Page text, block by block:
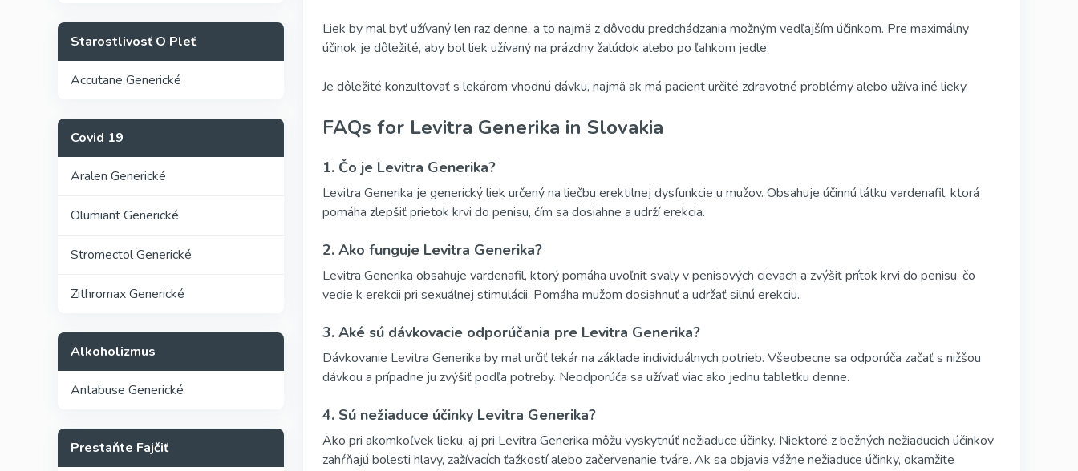
Starostlivosť O Pleť
Accutane Generické
Covid 19
Aralen Generické
Olumiant Generické
Stromectol Generické
Zithromax Generické
Alkoholizmus
Antabuse Generické
Prestaňte Fajčiť
Liek by mal byť užívaný len raz denne, a to najmä z dôvodu predchádzania možným vedľajším účinkom. Pre maximálny
účinok je dôležité, aby bol liek užívaný na prázdny žalúdok alebo po ľahkom jedle.
Je dôležité konzultovať s lekárom vhodnú dávku, najmä ak má pacient určité zdravotné problémy alebo užíva iné lieky.
FAQs for Levitra Generika in Slovakia
1. Čo je Levitra Generika?
Levitra Generika je generický liek určený na liečbu erektilnej dysfunkcie u mužov. Obsahuje účinnú látku vardenafil, ktorá
pomáha zlepšiť prietok krvi do penisu, čím sa dosiahne a udrží erekcia.
2. Ako funguje Levitra Generika?
Levitra Generika obsahuje vardenafil, ktorý pomáha uvoľniť svaly v penisových cievach a zvýšiť prítok krvi do penisu, čo
vedie k erekcii pri sexuálnej stimulácii. Pomáha mužom dosiahnuť a udržať silnú erekciu.
3. Aké sú dávkovacie odporúčania pre Levitra Generika?
Dávkovanie Levitra Generika by mal určiť lekár na základe individuálnych potrieb. Všeobecne sa odporúča začať s nižšou
dávkou a prípadne ju zvýšiť podľa potreby. Neodporúča sa užívať viac ako jednu tabletku denne.
4. Sú nežiaduce účinky Levitra Generika?
Ako pri akomkoľvek lieku, aj pri Levitra Generika môžu vyskytnúť nežiaduce účinky. Niektoré z bežných nežiaducich účinkov
zahŕňajú bolesti hlavy, zažívacích ťažkostí alebo začervenanie tváre. Ak sa objavia vážne nežiaduce účinky, okamžite